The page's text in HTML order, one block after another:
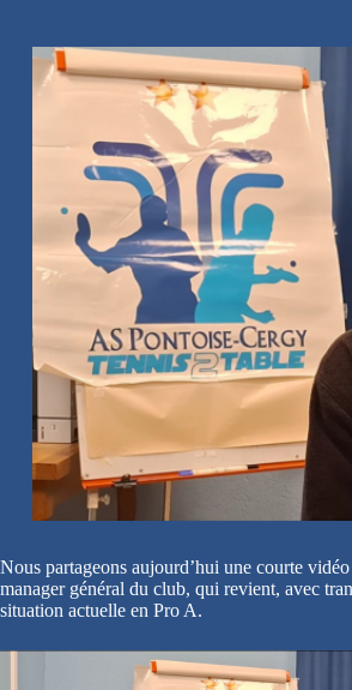
Nous partageons aujourd’hui une courte
manager général du club, qui revient, avec
situation actuelle en Pro A.